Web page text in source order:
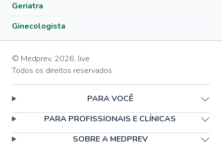
Geriatra
Ginecologista
© Medprev, 2026, live
Todos os direitos reservados
PARA VOCÊ
PARA PROFISSIONAIS E CLÍNICAS
SOBRE A MEDPREV